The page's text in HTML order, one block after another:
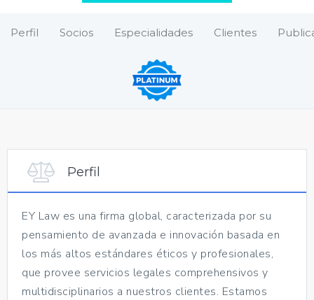
Perfil Socios Especialidades Clientes
Perfil
EY Law es una firma global, caracterizada por su
pensamiento de avanzada e innovación basada en
los más altos estándares éticos y profesionales,
que provee servicios legales comprehensivos y
multidisciplinarios a nuestros clientes. Estamos